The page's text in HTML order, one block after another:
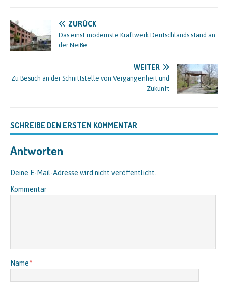
ZURÜCK
Das einst modernste Kraftwerk Deutschlands stand an
der Neiße
WEITER
Zu Besuch an der Schnittstelle von Vergangenheit und
Zukunft
SCHREIBE DEN ERSTEN KOMMENTAR
Antworten
Deine E-Mail-Adresse wird nicht veröffentlicht.
Kommentar
Name*